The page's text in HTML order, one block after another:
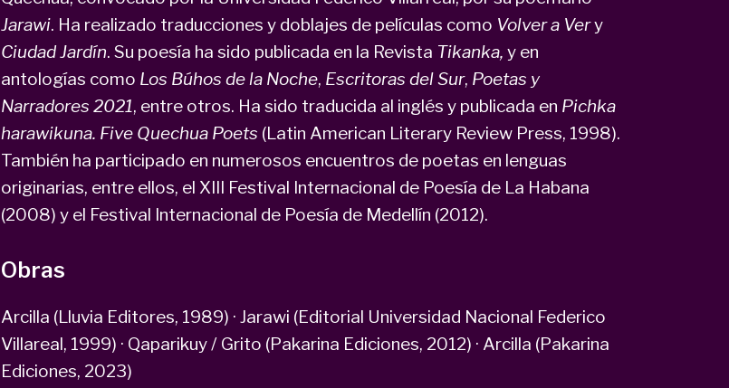
Jarawi. Ha realizado traducciones y doblajes de películas como Volver a Very
Ciudad Jardín. Su poesía ha sido publicada en la Revista Tikanka, y en
antologías como Los Búhos de la Noche, Escritoras del Sur, Poetas y
Narradores 2021, entre otros. Ha sido traducida al inglés y publicada en Pichka
harawikuna. Five Quechua Poets (Latin American Literary Review Press, 1998).
También ha participado en numerosos encuentros de poetas en lenguas
originarias, entre ellos, el XIII Festival Internacional de Poesía de La Habana
(2008) y el Festival Internacional de Poesía de Medellín (2012).
Obras
Arcilla (Lluvia Editores, 1989) · Jarawi (Editorial Universidad Nacional Federico
Villareal, 1999) · Qaparikuy / Grito (Pakarina Ediciones, 2012) · Arcilla (Pakarina
Ediciones, 2023)